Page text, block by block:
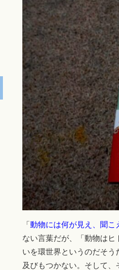
「 動物には何が見え、聞
ない言葉だが、「動物は
いを環世界というのだそ
及びもつかない。そして